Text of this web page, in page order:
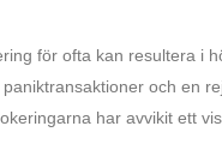
för ofta kan resultera i
och en
har avvikit ett